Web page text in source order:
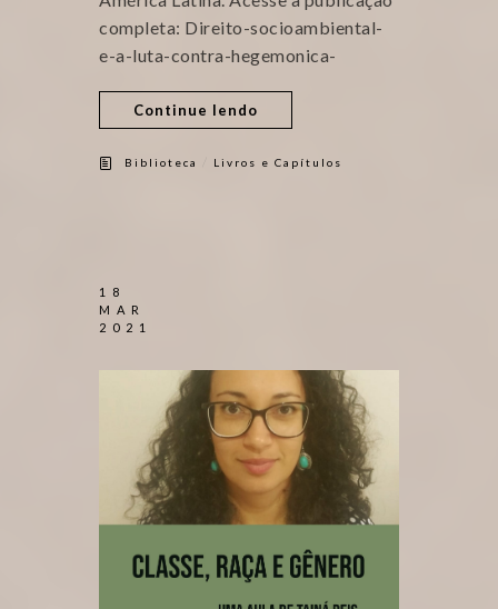
completa: Direito-socioambiental-
e-a-luta-contra-hegemonica-
Continue lendo
Biblioteca Livros e Capítulos
18
MAR
2021